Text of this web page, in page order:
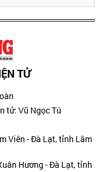
TỬ
tử: Vũ Ngọc Tú
Viên - Đà Lạt, tỉnh Lâm
Hương - Đà Lạt, tỉnh